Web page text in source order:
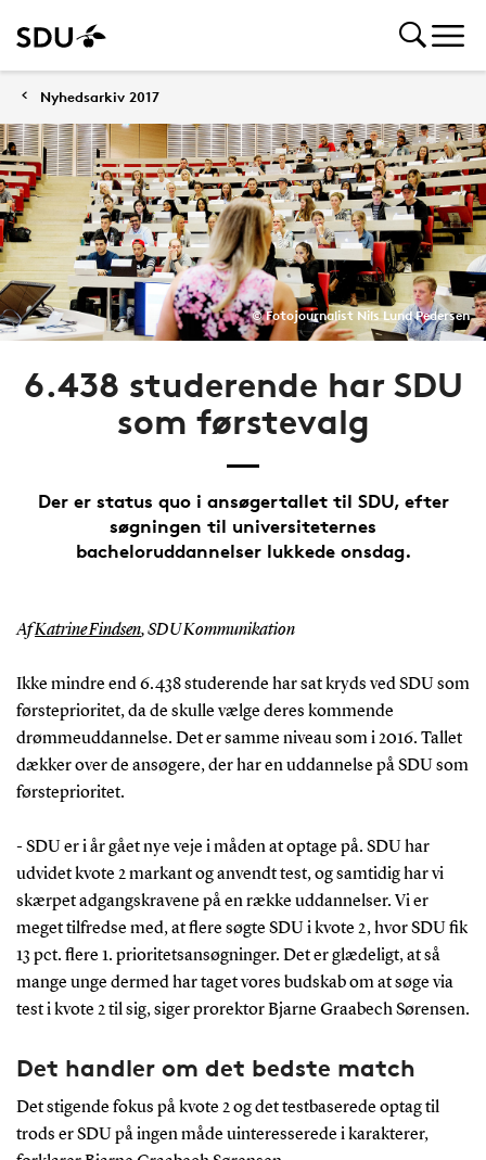
Nyhedsarkiv 2017
© Fotojournalist Nils Lund Pedersen
6.438 studerende har SDU
som førstevalg
Der er status quo i ansøgertallet til SDU, efter
søgningen til universiteternes
bacheloruddannelser lukkede onsdag.
AfKatrine Findsen, SDU Kommunikation
Ikke mindre end 6.438 studerende har sat kryds ved SDU som
førsteprioritet, da de skulle vælge deres kommende
drømmeuddannelse. Det er samme niveau som i 2016. Tallet
dækker over de ansøgere, der har en uddannelse på SDU som
førsteprioritet.
- SDU er i år gået nye veje i måden at optage på. SDU har
udvidet kvote 2 markant og anvendt test, og samtidig har vi
skærpet adgangskravene på en række uddannelser. Vi er
meget tilfredse med, at flere søgte SDU i kvote 2, hvor SDU fik
13 pct. flere 1. prioritetsansøgninger. Det er glædeligt, at så
mange unge dermed har taget vores budskab om at søge via
test i kvote 2 til sig, siger prorektor Bjarne Graabech Sørensen.
Det handler om det bedste match
Det stigende fokus på kvote 2 og det testbaserede optag til
trods er SDU på ingen måde uinteresserede i karakterer,